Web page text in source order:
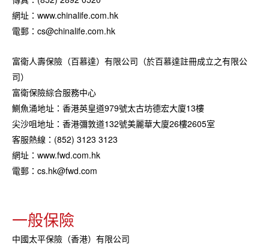
網址：www.chinalife.com.hk
電郵：cs@chinalife.com.hk
富衛人壽保險（百慕達）有限公司（於百慕達註冊成立之有限公
司）
富衛保險綜合服務中心
鰂魚涌地址：香港英皇道979號太古坊德宏大廈13樓
尖沙咀地址：香港彌敦道132號美麗華大廈26樓2605室
客服熱線：(852) 3123 3123
網址：www.fwd.com.hk
電郵：cs.hk@fwd.com
一般保險
中國太平保險（香港）有限公司